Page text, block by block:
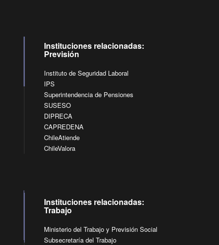
Instituciones relacionadas:
Previsión
Instituto de Seguridad Laboral
IPS
Superintendencia de Pensiones
SUSESO
DIPRECA
CAPREDENA
ChileAtiende
ChileValora
Instituciones relacionadas:
Trabajo
Ministerio del Trabajo y Previsión Social
Subsecretaría del Trabajo